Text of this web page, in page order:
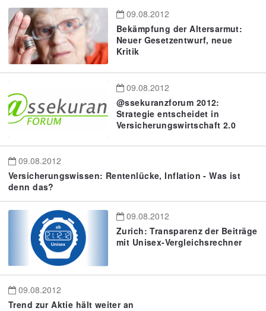
09.08.2012
Bekämpfung der Altersarmut:
Neuer Gesetzentwurf, neue
Kritik
09.08.2012
@ssekuranzforum 2012:
Strategie entscheidet in
Versicherungswirtschaft 2.0
09.08.2012
Versicherungswissen: Rentenlücke, Inflation - Was ist
denn das?
09.08.2012
Zurich: Transparenz der Beiträge
mit Unisex-Vergleichsrechner
09.08.2012
Trend zur Aktie hält weiter an